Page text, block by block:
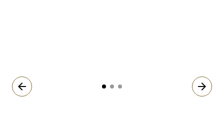
arrow_back arrow_forward